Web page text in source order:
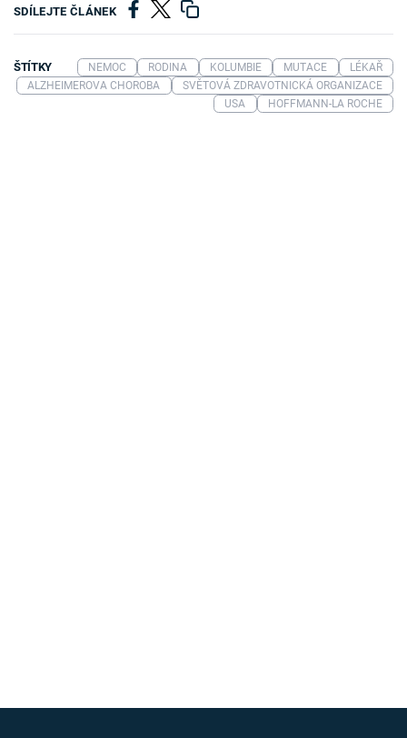
SDÍLEJTE ČLÁNEK
ŠTÍTKY NEMOC RODINA KOLUMBIE MUTACE
LÉKAŘ
ALZHEIMEROVA CHOROBA
SVĚTOVÁ ZDRAVOTNICKÁ ORGANIZACE
USA
HOFFMANN-LA ROCHE